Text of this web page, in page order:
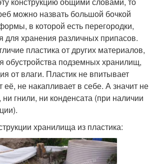
можно назвать большой бочкой
в которой есть перегородки,
для хранения различных припасов.
пластика от других материалов,
обустройства подземных хранилищ,
от влаги. Пластик не впитывает
её, не накапливает в себе. А значит не
ни гнили, ни конденсата (при наличии
хранилища из пластика: